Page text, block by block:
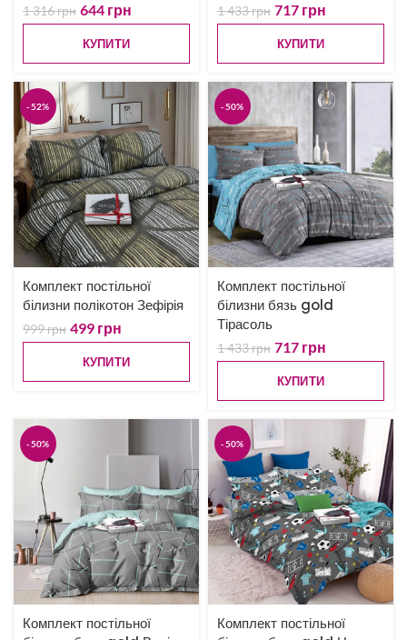
1 316грн 644 грн
КУПИТИ
1 433грн 717 грн
КУПИТИ
-52%
Комплект постільної
білизни полікотон Зефірія
999грн 499 грн
КУПИТИ
-50%
Комплект постільної
білизни бязь gold
Тірасоль
1 433грн 717 грн
КУПИТИ
-50%
Комплект постільної
-50%
Комплект постільної